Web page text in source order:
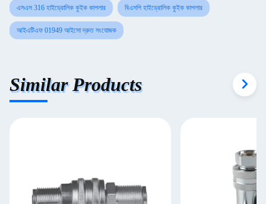
এসএস 316 হাইড্রোলিক কুইক কাপলার বিএসপি হাইড্রোলিক কুইক কাপলার
আইএটিএফ 01949 আইসো দ্রুত সংযোজক
Similar Products